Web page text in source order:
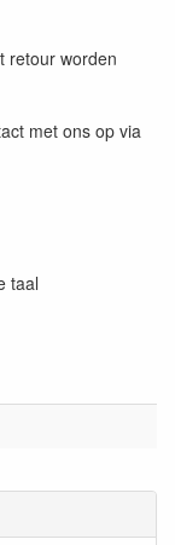
retour worden
met ons op via
taal